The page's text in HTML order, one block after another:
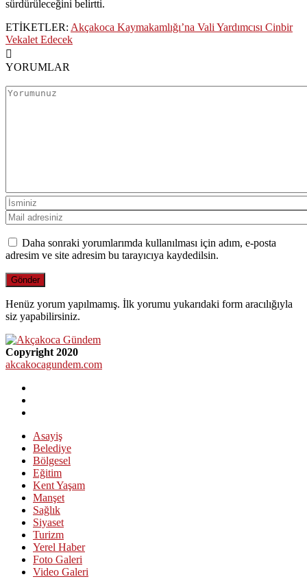
sürdürüleceğini belirtti.
ETİKETLER: Akçakoca Kaymakamlığı’na Vali Yardımcısı Cinbir
Vekalet Edecek
YORUMLAR
Daha sonraki yorumlarımda kullanılması için adım, e-posta
adresim ve site adresim bu tarayıcıya kaydedilsin.
Henüz yorum yapılmamış. İlk yorumu yukarıdaki form aracılığıyla
siz yapabilirsiniz.
Copyright 2020
akcakocagundem.com
Asayiş
Belediye
Bölgesel
Eğitim
Kent Yaşam
Manşet
Sağlık
Siyaset
Turizm
Yerel Haber
Foto Galeri
Video Galeri